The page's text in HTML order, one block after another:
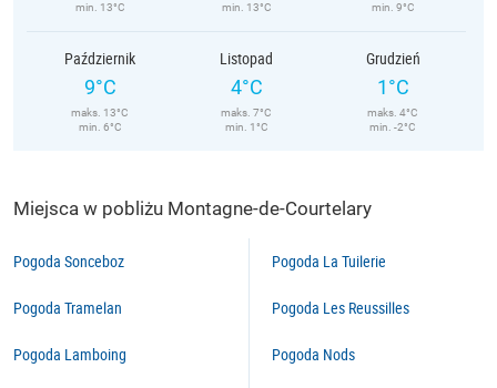
min. 13°C
min. 13°C
min. 9°C
Październik
9°C
maks. 13°C
min. 6°C
Listopad
4°C
maks. 7°C
min. 1°C
Grudzień
1°C
maks. 4°C
min. -2°C
Miejsca w pobliżu Montagne-de-Courtelary
Pogoda Sonceboz
Pogoda Tramelan
Pogoda Lamboing
Pogoda La Tuilerie
Pogoda Les Reussilles
Pogoda Nods